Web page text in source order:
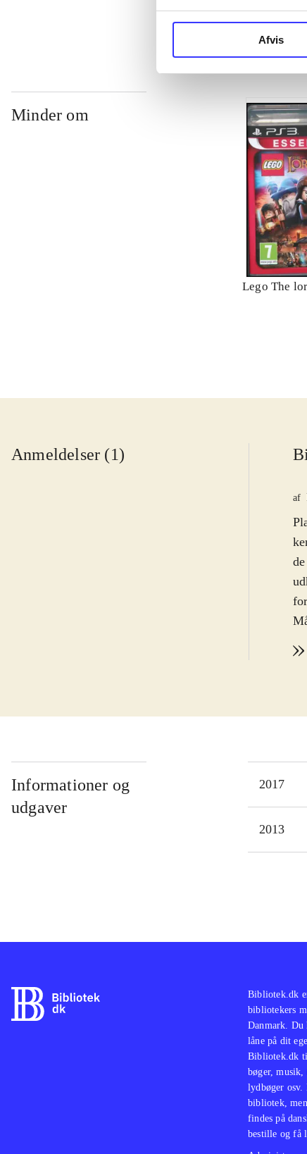
Afvis
...
Minder om
Lego The
Anmeldelser (1)
af
Informationer og
udgaver
2017
2013
Bibliotek.dk
bibliotekers
Danmark. Du
låne på dit
Bibliotek.dk
bøger,
lydbøger
bibliotek,
findes på
bestille og få